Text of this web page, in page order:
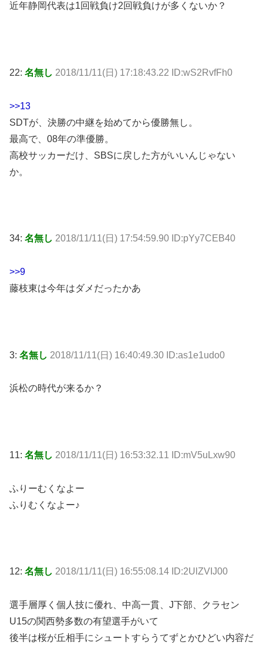
近年静岡代表は1回戦負け2回戦負けが多くないか？
22: 名無し 2018/11/11(日) 17:18:43.22 ID:wS2RvfFh0
>>13
SDTが、決勝の中継を始めてから優勝無し。
最高で、08年の準優勝。
高校サッカーだけ、SBSに戻した方がいいんじゃない
か。
34: 名無し 2018/11/11(日) 17:54:59.90 ID:pYy7CEB40
>>9
藤枝東は今年はダメだったかあ
3: 名無し 2018/11/11(日) 16:40:49.30 ID:as1e1udo0
浜松の時代が来るか？
11: 名無し 2018/11/11(日) 16:53:32.11 ID:mV5uLxw90
ふりーむくなよー
ふりむくなよー♪
12: 名無し 2018/11/11(日) 16:55:08.14 ID:2UlZVIJ00
選手層厚く個人技に優れ、中高一貫、J下部、クラセン
U15の関西勢多数の有望選手がいて
後半は桜が丘相手にシュートすらうてずとかひどい内容だ